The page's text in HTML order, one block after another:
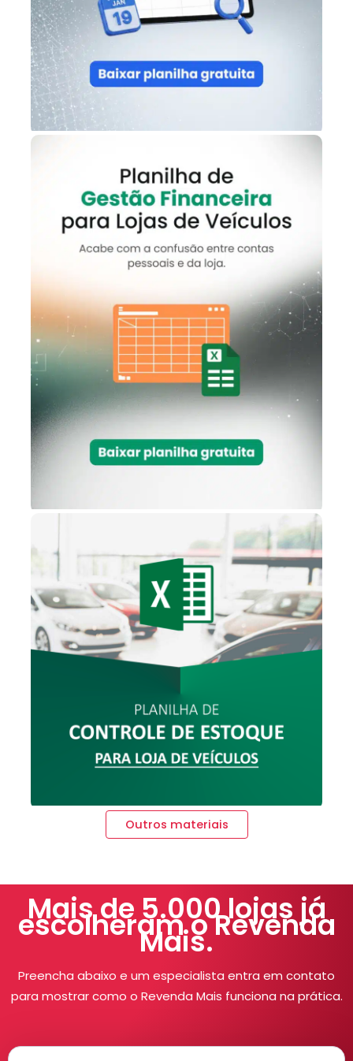
Outros materiais
Mais de 5.000 lojas já
escolheram o Revenda
Mais.
Preencha abaixo e um especialista entra em contato
para mostrar como o Revenda Mais funciona na prática.